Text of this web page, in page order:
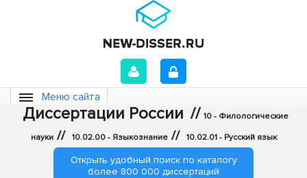
Меню сайта
Диссертации России // 10 - Филологические
науки // 10.02.00 - Языкознание // 10.02.01 - Русский язык
Открыть удобный поиск по каталогу
более 800 000 диссертаций